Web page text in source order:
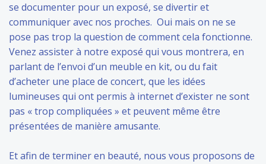
se documenter pour un exposé, se divertir et
communiquer avec nos proches. Oui mais on ne se
pose pas trop la question de comment cela fonctionne.
Venez assister à notre exposé qui vous montrera, en
parlant de l’envoi d’un meuble en kit, ou du fait
d’acheter une place de concert, que les idées
lumineuses qui ont permis à internet d’exister ne sont
pas « trop compliquées » et peuvent même être
présentées de manière amusante.
Et afin de terminer en beauté, nous vous proposons de